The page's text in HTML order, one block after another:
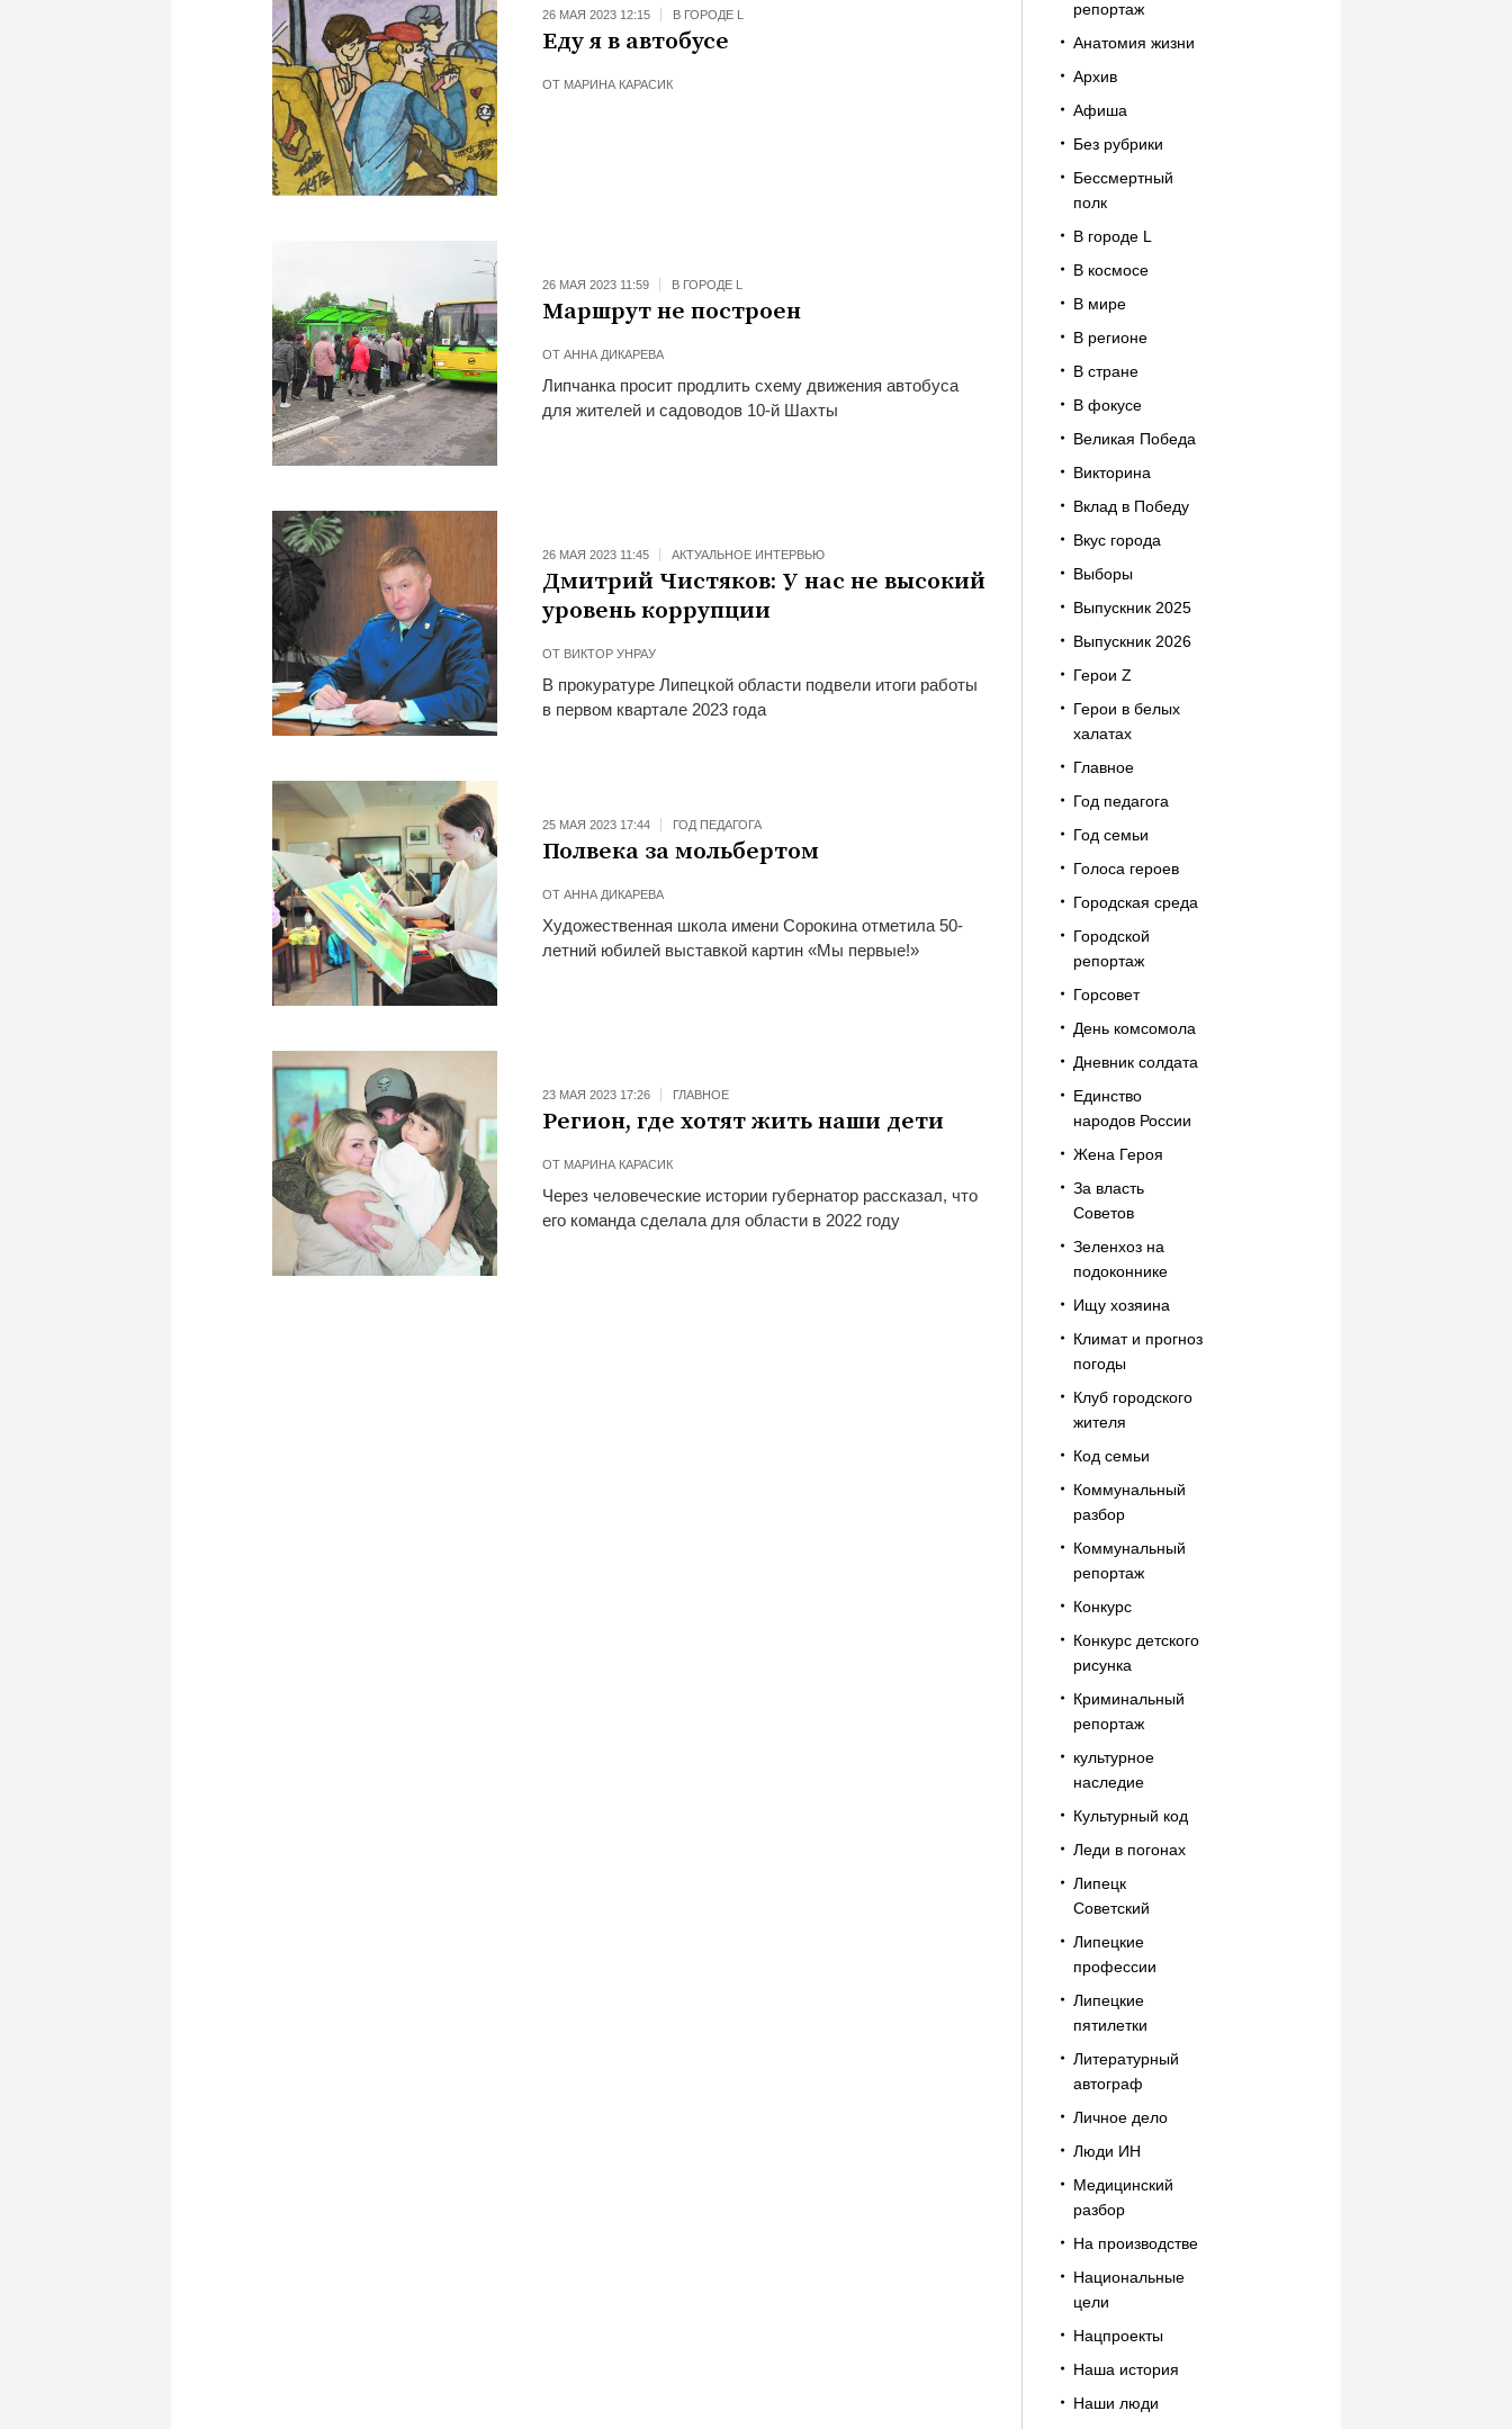
26 МАЯ 2023 12:15 В ГОРОДЕ L
Еду я в автобусе
ОТ МАРИНА КАРАСИК
26 МАЯ 2023 11:59 В ГОРОДЕ L
Маршрут не построен
ОТ АННА ДИКАРЕВА
Липчанка просит продлить схему движения автобуса
для жителей и садоводов 10-й Шахты
26 МАЯ 2023 11:45 АКТУАЛЬНОЕ ИНТЕРВЬЮ
Дмитрий Чистяков: У нас не высокий
уровень коррупции
ОТ ВИКТОР УНРАУ
В прокуратуре Липецкой области подвели итоги работы
в первом квартале 2023 года
25 МАЯ 2023 17:44 ГОД ПЕДАГОГА
Полвека за мольбертом
ОТ АННА ДИКАРЕВА
Художественная школа имени Сорокина отметила 50-
летний юбилей выставкой картин «Мы первые!»
23 МАЯ 2023 17:26 ГЛАВНОЕ
Регион, где хотят жить наши дети
ОТ МАРИНА КАРАСИК
Через человеческие истории губернатор рассказал, что
его команда сделала для области в 2022 году
репортаж
Анатомия жизни
Архив
Афиша
Без рубрики
Бессмертный
полк
В городе L
В космосе
В мире
В регионе
В стране
В фокусе
Великая Победа
Викторина
Вклад в Победу
Вкус города
Выборы
Выпускник 2025
Выпускник 2026
Герои Z
Герои в белых
халатах
Главное
Год педагога
Год семьи
Голоса героев
Городская среда
Городской
репортаж
Горсовет
День комсомола
Дневник солдата
Единство
народов России
Жена Героя
За власть
Советов
Зеленхоз на
подоконнике
Ищу хозяина
Климат и прогноз
погоды
Клуб городского
жителя
Код семьи
Коммунальный
разбор
Коммунальный
репортаж
Конкурс
Конкурс детского
рисунка
Криминальный
репортаж
культурное
наследие
Культурный код
Леди в погонах
Липецк
Советский
Липецкие
профессии
Липецкие
пятилетки
Литературный
автограф
Личное дело
Люди ИН
Медицинский
разбор
На производстве
Национальные
цели
Нацпроекты
Наша история
Наши люди